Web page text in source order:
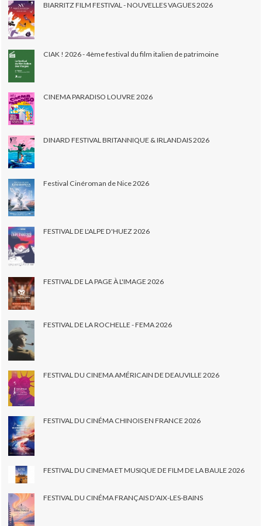
BIARRITZ FILM FESTIVAL - NOUVELLES VAGUES 2026
CIAK ! 2026 - 4ème festival du film italien de patrimoine
CINEMA PARADISO LOUVRE 2026
DINARD FESTIVAL BRITANNIQUE & IRLANDAIS 2026
Festival Cinéroman de Nice 2026
FESTIVAL DE L'ALPE D'HUEZ 2026
FESTIVAL DE LA PAGE À L'IMAGE 2026
FESTIVAL DE LA ROCHELLE - FEMA 2026
FESTIVAL DU CINEMA AMÉRICAIN DE DEAUVILLE 2026
FESTIVAL DU CINÉMA CHINOIS EN FRANCE 2026
FESTIVAL DU CINEMA ET MUSIQUE DE FILM DE LA BAULE 2026
FESTIVAL DU CINÉMA FRANÇAIS D'AIX-LES-BAINS